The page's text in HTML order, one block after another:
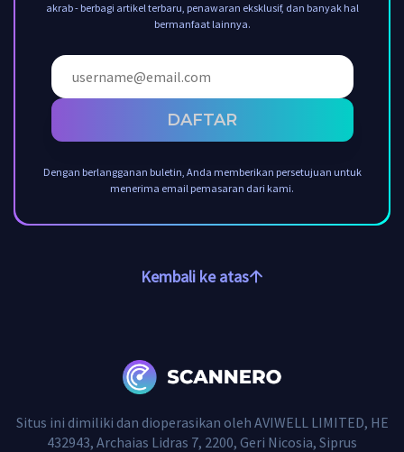
akrab - berbagi artikel terbaru, penawaran eksklusif, dan banyak hal
bermanfaat lainnya.
DAFTAR
Dengan berlangganan buletin, Anda memberikan persetujuan untuk
menerima email pemasaran dari kami.
Kembali ke atas
Situs ini dimiliki dan dioperasikan oleh AVIWELL LIMITED, HE
432943, Archaias Lidras 7, 2200, Geri Nicosia, Siprus